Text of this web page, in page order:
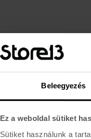
Beleegyezés
Ez a weboldal sütiket
Sütiket használunk a